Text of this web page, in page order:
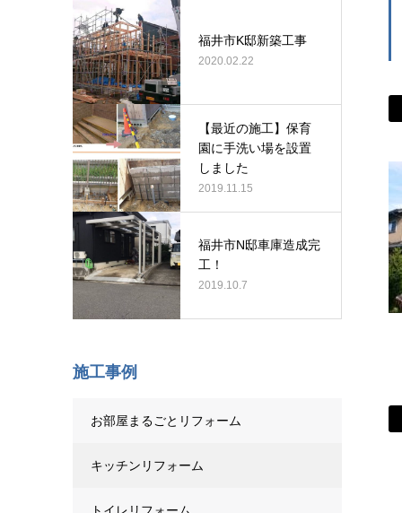
福井市K邸新築工事
2020.02.22
【最近の施工】保育
園に手洗い場を設置
しました
2019.11.15
福井市N邸車庫造成完
工！
2019.10.7
施工事例
お部屋まるごとリフォーム
キッチンリフォーム